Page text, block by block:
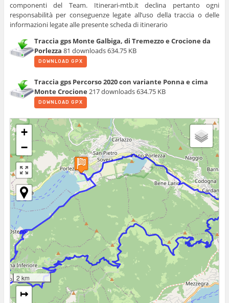
componenti del Team. Itinerari-mtb.it declina pertanto ogni
responsabilità per conseguenze legate all’uso della traccia o delle
informazioni legate alle presente scheda di itinerario
Traccia gps Monte Galbiga, di Tremezzo e Crocione da
Porlezza 81 downloads634.75 KB
DOWNLOAD GPX
Traccia gps Percorso 2020 con variante Ponna e cima
Monte Crocione 217 downloads634.75 KB
DOWNLOAD GPX
+
−
2 km
↦